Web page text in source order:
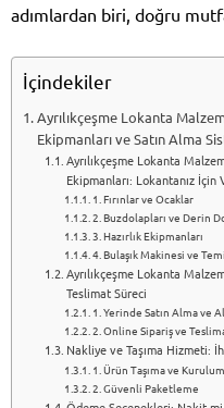
adımlardan biri, doğru
İçindekiler
Ayrılıkçeşme Lokanta
Ekipmanları ve Satın Alma
Ayrılıkçeşme Lokanta
Ekipmanları: Lokantanız
1. Fırınlar ve Ocaklar
2. Buzdolapları ve Derin
3. Hazırlık Ekipmanları
4. Bulaşık Makinesi ve
Ayrılıkçeşme Lokanta
Teslimat Süreci
1. Yerinde Satın Alma ve
2. Online Sipariş ve
Nakliye ve Taşıma Hizmeti:
1. Ürün Taşıma ve Kurulum
2. Güvenli Paketleme